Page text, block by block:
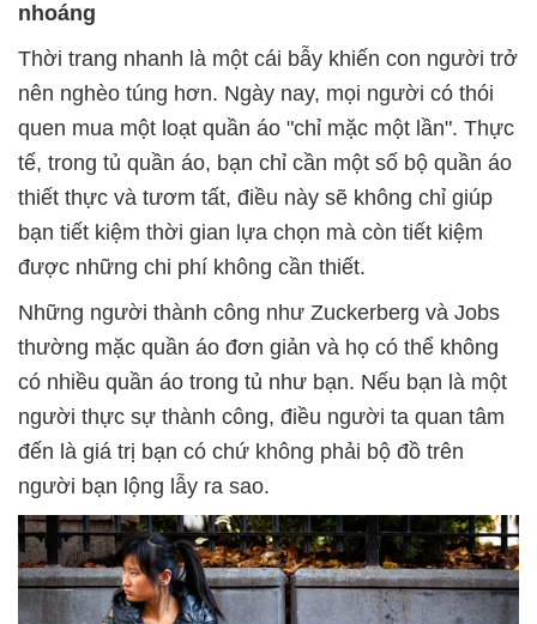
nhoáng
Thời trang nhanh là một cái bẫy khiến con người trở
nên nghèo túng hơn. Ngày nay, mọi người có thói
quen mua một loạt quần áo "chỉ mặc một lần". Thực
tế, trong tủ quần áo, bạn chỉ cần một số bộ quần áo
thiết thực và tươm tất, điều này sẽ không chỉ giúp
bạn tiết kiệm thời gian lựa chọn mà còn tiết kiệm
được những chi phí không cần thiết.
Những người thành công như Zuckerberg và Jobs
thường mặc quần áo đơn giản và họ có thể không
có nhiều quần áo trong tủ như bạn. Nếu bạn là một
người thực sự thành công, điều người ta quan tâm
đến là giá trị bạn có chứ không phải bộ đồ trên
người bạn lộng lẫy ra sao.